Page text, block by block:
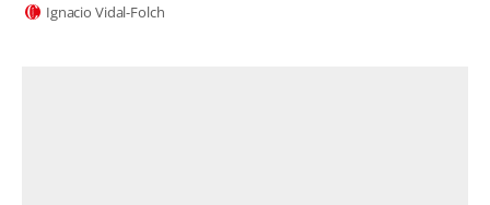
Ignacio Vidal-Folch